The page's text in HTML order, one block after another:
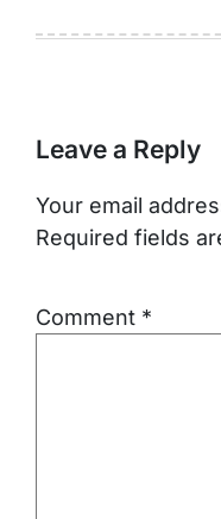
Leave a Reply
Your email
Required fields
Comment *